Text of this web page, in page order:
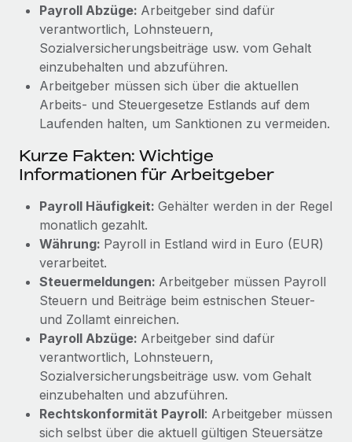
Payroll Abzüge: Arbeitgeber sind dafür
verantwortlich, Lohnsteuern,
Sozialversicherungsbeiträge usw. vom Gehalt
einzubehalten und abzuführen.
Arbeitgeber müssen sich über die aktuellen
Arbeits- und Steuergesetze Estlands auf dem
Laufenden halten, um Sanktionen zu vermeiden.
Kurze Fakten: Wichtige
Informationen für Arbeitgeber
Payroll Häufigkeit: Gehälter werden in der Regel
monatlich gezahlt.
Währung: Payroll in Estland wird in Euro (EUR)
verarbeitet.
Steuermeldungen: Arbeitgeber müssen Payroll
Steuern und Beiträge beim estnischen Steuer-
und Zollamt einreichen.
Payroll Abzüge: Arbeitgeber sind dafür
verantwortlich, Lohnsteuern,
Sozialversicherungsbeiträge usw. vom Gehalt
einzubehalten und abzuführen.
Rechtskonformität Payroll: Arbeitgeber müssen
sich selbst über die aktuell gültigen Steuersätze